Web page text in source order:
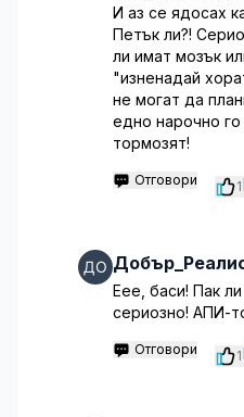
И аз се ядосах
Петък ли?!
ли имат мозък
"изненадай
не могат да
едно нарочно го
тормозят!
Отговори 1
Еее, баси! Пак
сериозно! АПИ-
Отговори 1